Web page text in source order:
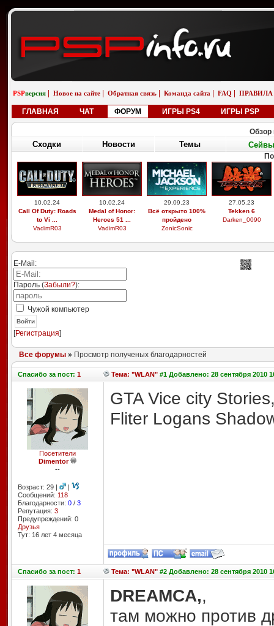
PSPверсия Новое на сайте Обратная связь Команда сайта FAQ ПРАВИЛА
ГЛАВНАЯ ЧАТ ФОРУМ ИГРЫ PS4 ИГРЫ PSP
Обзор
Сходки Новости Темы Сейвы
10.02.24
Call Of Duty: Roads
to Vi ...
VadimR03
10.02.24
Medal of Honor:
Heroes 51 ...
VadimR03
29.09.23
Всё открыто 100%
пройдено
ZonicSonic
27.05.23
Tekken 6
Darken_0090
E-Mail:
Пароль (Забыли?):
Чужой компьютер
Войти
[Регистрация]
Все форумы» Просмотр полученых благодарностей
Спасибоза пост: 1 Тема: "WLAN"#1 Добавлено: 28 сентября 2010
Посетители
Dimentor
--
Возраст: 29 |
|
Сообщений: 118
Благодарности: 0/ 3
Репутация: 3
Предупреждений: 0
Друзья
Тут: 16 лет 4 месяцa
GTA Vice city
Fliter Logans
Спасибоза пост: 1 Тема: "WLAN"#2 Добавлено: 28 сентября 2010
DREAMCA,,
там можно против